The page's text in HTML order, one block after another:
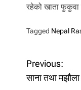
रहेको खाता फुकुवा
Tagged Nepal
P
Previous:
साना तथा मझौला